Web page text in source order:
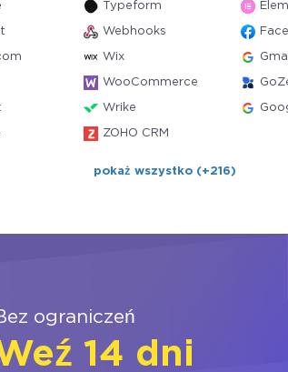
Typeform
Webhooks
Wix
WooCommerce
Wrike
ZOHO CRM
pokaż wszystko (+216)
ograniczeń
14 dni